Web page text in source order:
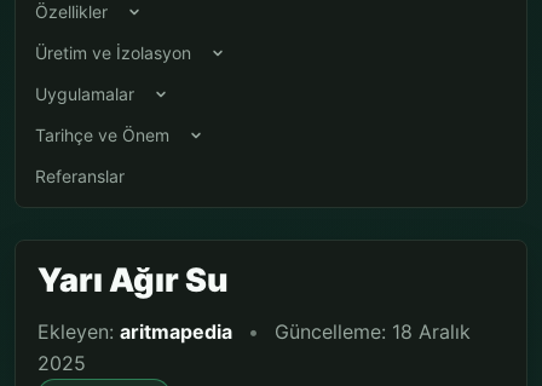
Özellikler
Üretim ve İzolasyon
Uygulamalar
Tarihçe ve Önem
Referanslar
Yarı Ağır Su
Ekleyen: aritmapedia •
Güncelleme: 18 Aralık
2025